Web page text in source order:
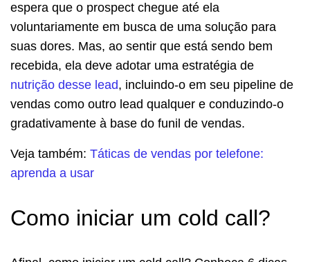
espera que o prospect chegue até ela
voluntariamente em busca de uma solução para
suas dores. Mas, ao sentir que está sendo bem
recebida, ela deve adotar uma estratégia de
nutrição desse lead, incluindo-o em seu pipeline de
vendas como outro lead qualquer e conduzindo-o
gradativamente à base do funil de vendas.
Veja também: Táticas de vendas por telefone:
aprenda a usar
Como iniciar um cold call?